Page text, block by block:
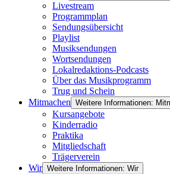
Livestream
Programmplan
Sendungsübersicht
Playlist
Musiksendungen
Wortsendungen
Lokalredaktions-Podcasts
Über das Musikprogramm
Trug und Schein
Mitmachen Weitere Informationen:
Kursangebote
Kinderradio
Praktika
Mitgliedschaft
Trägerverein
Wir Weitere Informationen: Wir